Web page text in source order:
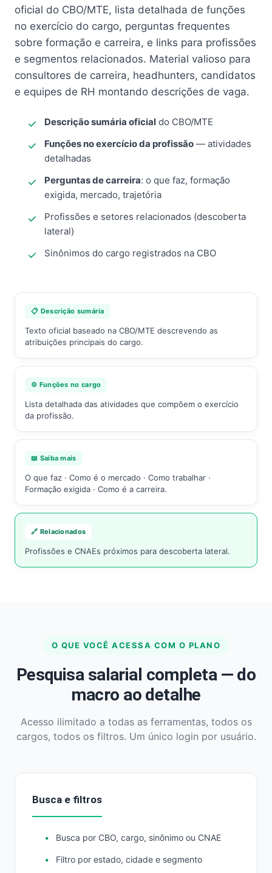
oficial do CBO/MTE, lista detalhada de funções
no exercício do cargo, perguntas frequentes
sobre formação e carreira, e links para profissões
e segmentos relacionados. Material valioso para
consultores de carreira, headhunters, candidatos
e equipes de RH montando descrições de vaga.
Descrição sumária oficial do CBO/MTE
Funções no exercício da profissão — atividades
detalhadas
Perguntas de carreira: o que faz, formação
exigida, mercado, trajetória
Profissões e setores relacionados (descoberta
lateral)
Sinônimos do cargo registrados na CBO
📋 Descrição sumária
Texto oficial baseado na CBO/MTE descrevendo as
atribuições principais do cargo.
⚙️ Funções no cargo
Lista detalhada das atividades que compõem o exercício
da profissão.
📖 Saiba mais
O que faz · Como é o mercado · Como trabalhar ·
Formação exigida · Como é a carreira.
🔗 Relacionados
Profissões e CNAEs próximos para descoberta lateral.
O QUE VOCÊ ACESSA COM O PLANO
Pesquisa salarial completa — do
macro ao detalhe
Acesso ilimitado a todas as ferramentas, todos os
cargos, todos os filtros. Um único login por usuário.
Busca e filtros
Busca por CBO, cargo, sinônimo ou CNAE
Filtro por estado, cidade e segmento